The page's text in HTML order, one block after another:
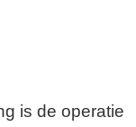
is de operatie